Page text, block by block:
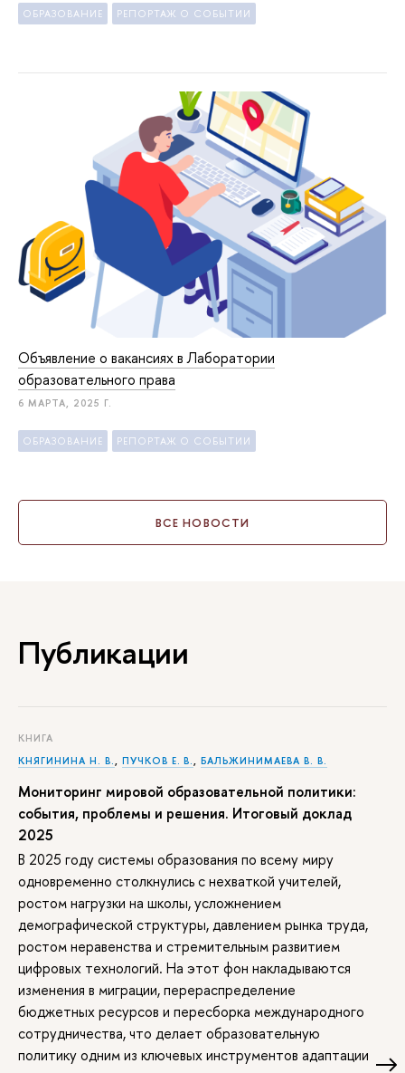
ОБРАЗОВАНИЕ РЕПОРТАЖ О СОБЫТИИ
Объявление о вакансиях в Лаборатории
образовательного права
6 МАРТА, 2025 Г.
ОБРАЗОВАНИЕ РЕПОРТАЖ О СОБЫТИИ
ВСЕ НОВОСТИ
Публикации
КНИГА
КНЯГИНИНА Н. В.
ПУЧКОВ Е. В. ,БАЛЬЖИНИМАЕВА В. В.
Мониторинг мировой образовательной политики:
события, проблемы и решения. Итоговый доклад
2025
В 2025 году системы образования по всему миру
одновременно столкнулись с нехваткой учителей,
ростом нагрузки на школы, усложнением
демографической структуры, давлением рынка труда,
ростом неравенства и стремительным развитием
цифровых технологий. На этот фон накладываются
изменения в миграции, перераспределение
бюджетных ресурсов и пересборка международного
сотрудничества, что делает образовательную
политику одним из ключевых инструментов адаптации